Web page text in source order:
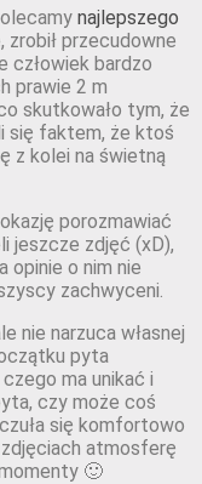
najlepszego
zrobił przecudowne
człowiek bardzo
prawie 2 m
skutkowało tym, że
się faktem, że ktoś
z kolei na świetną
porozmawiać
jeszcze zdjęć (xD),
opinie o nim nie
zachwyceni.
nie narzuca własnej
pyta
ma unikać i
czy może coś
się komfortowo
atmosferę
🙂